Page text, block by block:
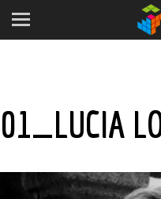
01_LUCIA